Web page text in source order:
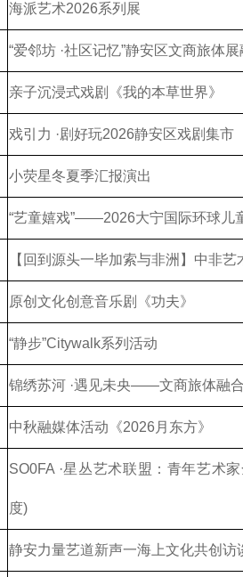
海派艺术2026系列展
“爱邻坊 ·社区记忆”静安区文商旅体
亲子沉浸式戏剧《我的本草世界》
戏引力 ·剧好玩2026静安区戏剧集市
小荧星冬夏季汇报演出
“艺童嬉戏”——2026大宁国际环球儿
【回到源头一毕加索与非洲】中非
原创文化创意音乐剧《功夫》
“静步”Citywalk系列活动
锦绣苏河 ·遇见未央——文商旅体融
中秋融媒体活动《2026月东方》
SO0FA ·星丛艺术联盟：青年艺术
度)
静安力量艺道新声一海上文化共创访